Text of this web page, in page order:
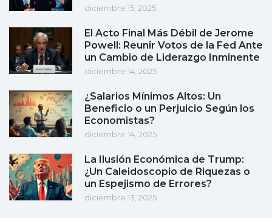
diciembre 15, 2025
El Acto Final Más Débil de Jerome
Powell: Reunir Votos de la Fed Ante
un Cambio de Liderazgo Inminente
diciembre 14, 2025
¿Salarios Mínimos Altos: Un
Beneficio o un Perjuicio Según los
Economistas?
diciembre 14, 2025
La Ilusión Económica de Trump:
¿Un Caleidoscopio de Riquezas o
un Espejismo de Errores?
diciembre 13, 2025